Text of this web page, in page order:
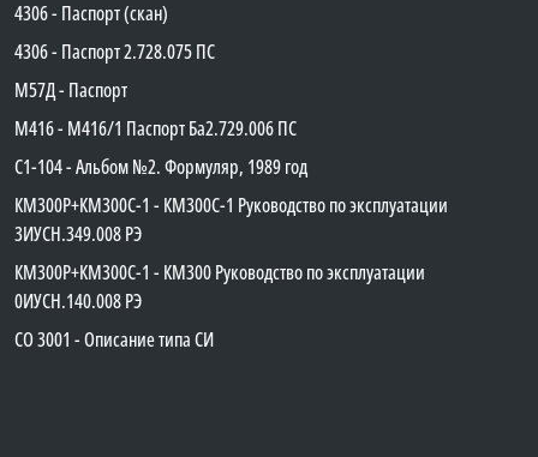
4306 - Паспорт (скан)
4306 - Паспорт 2.728.075 ПС
М57Д - Паспорт
М416 - М416/1 Паспорт Ба2.729.006 ПС
C1-104 - Альбом №2. Формуляр, 1989 год
КМ300Р+КМ300С-1 - КМ300C-1 Руководство по эксплуатации
3ИУСН.349.008 РЭ
КМ300Р+КМ300С-1 - КМ300 Руководство по эксплуатации
0ИУСН.140.008 РЭ
СО 3001 - Описание типа СИ